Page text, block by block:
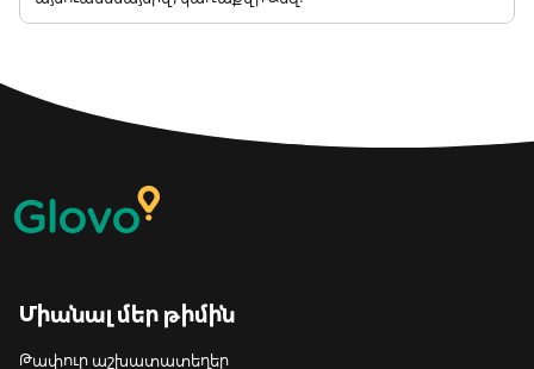
Միանալ մեր թիմին
Թափուր աշխատատեղեր